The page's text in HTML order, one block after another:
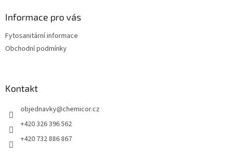
Informace pro vás
Fytosanitární informace
Obchodní podmínky
Kontakt
objednavky@chemicor.cz
+420 326 396 562
+420 732 886 867